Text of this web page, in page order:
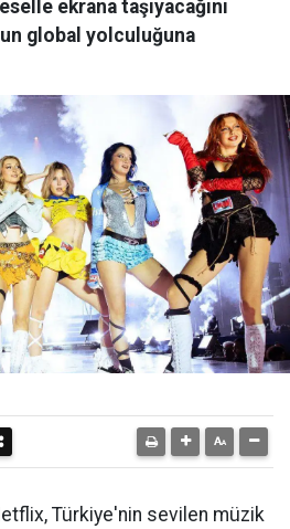
ekrana taşıyacağını
global yolculuğuna
Türkiye'nin sevilen müzik